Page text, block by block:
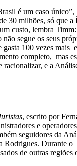
é um caso único”,
30 milhões, só que a
custo, lembra
segue os seus
gasta 100 vezes mais
completo, mas
racionalizar, e a
, escrito por
e
seguidores da
Rodrigues. Durante o
de outras regiões